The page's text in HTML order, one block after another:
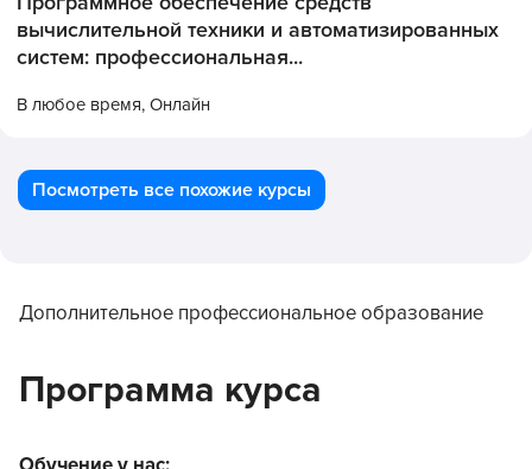
вычислительной техники и автоматизированных
систем: профессиональная...
В любое время, Онлайн
Посмотреть все похожие курсы
Дополнительное профессиональное образование
Программа курса